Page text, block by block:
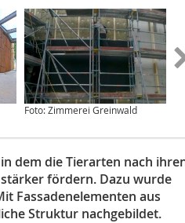
Foto: Zimmerei Greinwald
dem die Tierarten nach
fördern. Dazu wurde
Fassadenelementen aus
Struktur nachgebildet.